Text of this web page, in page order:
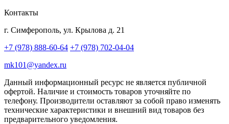
Контакты
г. Симферополь, ул. Крылова д. 21
+7 (978) 888-60-64 +7 (978) 702-04-04
mk101@yandex.ru
Данный информационный ресурс не является публичной
офертой. Наличие и стоимость товаров уточняйте по
телефону. Производители оставляют за собой право изменять
технические характеристики и внешний вид товаров без
предварительного уведомления.